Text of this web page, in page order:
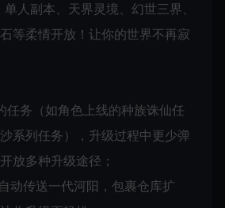
人副本、天界灵境、幻世三界、
等柔情开放！让你的世界不再寂
任务（如角色上线的种族诛仙任
系列任务），升级过程中更少弹
放多种升级途径；
动传送一代河阳，包裹仓库扩